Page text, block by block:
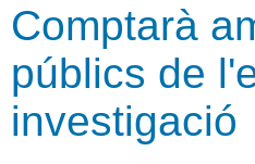
Comptarà
públics de
investigació